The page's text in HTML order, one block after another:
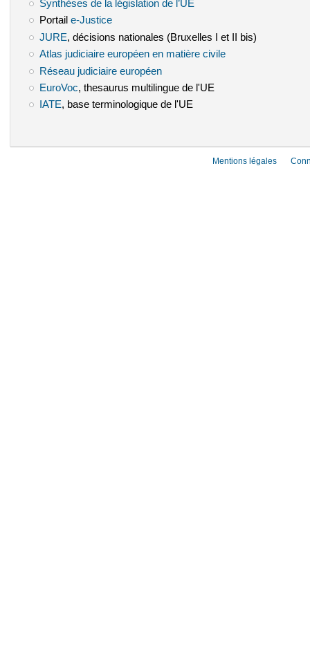
Synthèses de la législation de l’UE
Portail e-Justice(le lien est externe)
JURE (le lien est externe)
, décisions nationales (Bruxelles I et II bis)
Atlas judiciaire européen en matière civile(le lien est externe)
Réseau judiciaire européen(le lien est externe)
EuroVoc (le lien est externe)
, thesaurus multilingue de l'UE
IATE(le lien est externe)
, base terminologique de l'UE
Mentions légales